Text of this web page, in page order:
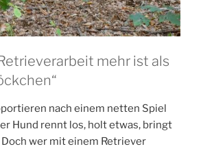
mehr ist als
nach einem netten Spiel
Hund rennt los, holt etwas, bringt
wer mit einem Retriever